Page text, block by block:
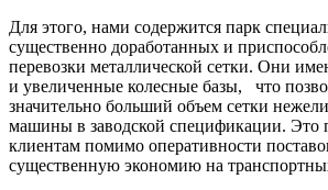
Для этого, нами содержится парк
существенно доработанных и
перевозки металлической сетки. Они
и увеличенные колесные базы, что
значительно больший объем сетки
машины в заводской спецификации. Это
клиентам помимо оперативности
существенную экономию на